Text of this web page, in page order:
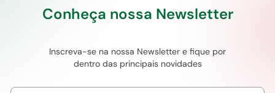
Conheça nossa Newsletter
Inscreva-se na nossa Newsletter e fique por
dentro das principais novidades